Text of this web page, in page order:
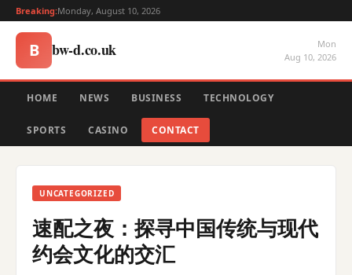
Breaking:Monday, August 10, 2026
B bw-d.co.uk
Mon
Aug 10, 2026
HOME NEWS BUSINESS TECHNOLOGY
SPORTS CASINO CONTACT
UNCATEGORIZED
速配之夜：探寻中国传统与现代
约会文化的交汇